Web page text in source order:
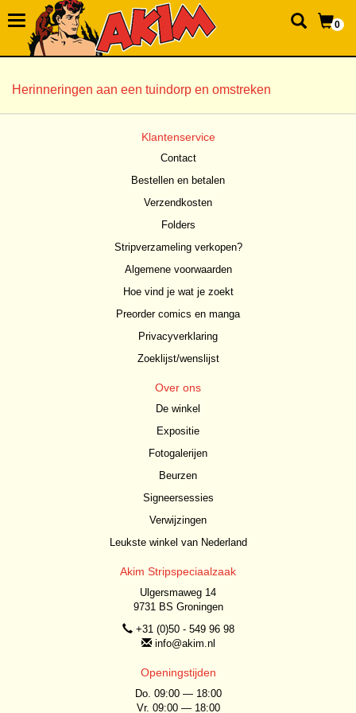
0
Herinneringen aan een tuindorp en omstreken
Klantenservice
Contact
Bestellen en betalen
Verzendkosten
Folders
Stripverzameling verkopen?
Algemene voorwaarden
Hoe vind je wat je zoekt
Preorder comics en manga
Privacyverklaring
Zoeklijst/wenslijst
Over ons
De winkel
Expositie
Fotogalerijen
Beurzen
Signeersessies
Verwijzingen
Leukste winkel van Nederland
Akim Stripspeciaalzaak
Ulgersmaweg 14
9731 BS Groningen
+31 (0)50 - 549 96 98
info@akim.nl
Openingstijden
Do. 09:00 — 18:00
Vr. 09:00 — 18:00